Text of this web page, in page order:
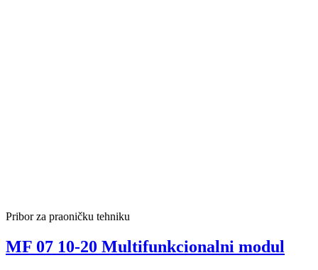
Pribor za praoničku tehniku
MF 07 10-20 Multifunkcionalni modul